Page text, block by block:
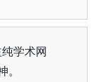
学术网